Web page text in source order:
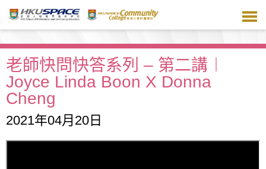
主
容老師快問快答系列 – 第二講︱
Joyce Linda Boon X Donna
Cheng
2021年04月20日